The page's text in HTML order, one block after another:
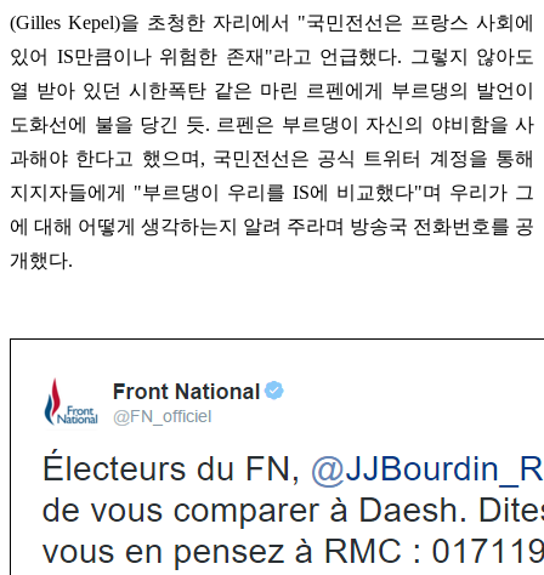
(Gilles Kepel)을 초청한 자리에서 "국민전선은 프랑스 사회에
있어 IS만큼이나 위험한 존재"라고 언급했다. 그렇지 않아도
열 받아 있던 시한폭탄 같은 마린 르펜에게 부르댕의 발언이
도화선에 불을 당긴 듯. 르펜은 부르댕이 자신의 야비함을 사
과해야 한다고 했으며, 국민전선은 공식 트위터 계정을 통해
지지자들에게 "부르댕이 우리를 IS에 비교했다"며 우리가 그
에 대해 어떻게 생각하는지 알려 주라며 방송국 전화번호를 공
개했다.